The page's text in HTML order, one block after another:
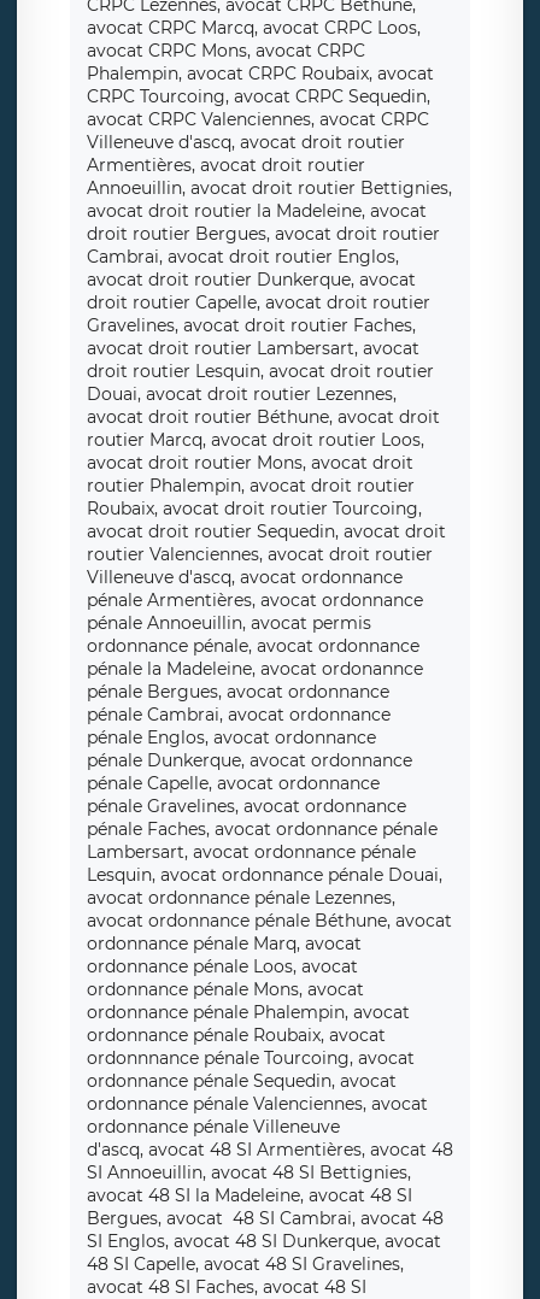
CRPC Lezennes, avocat CRPC Béthune,
avocat CRPC Marcq, avocat CRPC Loos,
avocat CRPC Mons, avocat CRPC
Phalempin, avocat CRPC Roubaix, avocat
CRPC Tourcoing, avocat CRPC Sequedin,
avocat CRPC Valenciennes, avocat CRPC
Villeneuve d'ascq, avocat droit routier
Armentières, avocat droit routier
Annoeuillin, avocat droit routier Bettignies,
avocat droit routier la Madeleine, avocat
droit routier Bergues, avocat droit routier
Cambrai, avocat droit routier Englos,
avocat droit routier Dunkerque, avocat
droit routier Capelle, avocat droit routier
Gravelines, avocat droit routier Faches,
avocat droit routier Lambersart, avocat
droit routier Lesquin, avocat droit routier
Douai, avocat droit routier Lezennes,
avocat droit routier Béthune, avocat droit
routier Marcq, avocat droit routier Loos,
avocat droit routier Mons, avocat droit
routier Phalempin, avocat droit routier
Roubaix, avocat droit routier Tourcoing,
avocat droit routier Sequedin, avocat droit
routier Valenciennes, avocat droit routier
Villeneuve d'ascq, avocat ordonnance
pénale Armentières, avocat ordonnance
pénale Annoeuillin, avocat permis
ordonnance pénale, avocat ordonnance
pénale la Madeleine, avocat ordonannce
pénale Bergues, avocat ordonnance
pénale Cambrai, avocat ordonnance
pénale Englos, avocat ordonnance
pénale Dunkerque, avocat ordonnance
pénale Capelle, avocat ordonnance
pénale Gravelines, avocat ordonnance
pénale Faches, avocat ordonnance pénale
Lambersart, avocat ordonnance pénale
Lesquin, avocat ordonnance pénale Douai,
avocat ordonnance pénale Lezennes,
avocat ordonnance pénale Béthune, avocat
ordonnance pénale Marq, avocat
ordonnance pénale Loos, avocat
ordonnance pénale Mons, avocat
ordonnance pénale Phalempin, avocat
ordonnance pénale Roubaix, avocat
ordonnnance pénale Tourcoing, avocat
ordonnance pénale Sequedin, avocat
ordonnance pénale Valenciennes, avocat
ordonnance pénale Villeneuve
d'ascq, avocat 48 SI Armentières, avocat 48
SI Annoeuillin, avocat 48 SI Bettignies,
avocat 48 SI la Madeleine, avocat 48 SI
Bergues, avocat 48 SI Cambrai, avocat 48
SI Englos, avocat 48 SI Dunkerque, avocat
48 SI Capelle, avocat 48 SI Gravelines,
avocat 48 SI Faches, avocat 48 SI